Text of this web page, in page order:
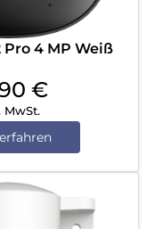
4 MP Weiß
€
MwSt.